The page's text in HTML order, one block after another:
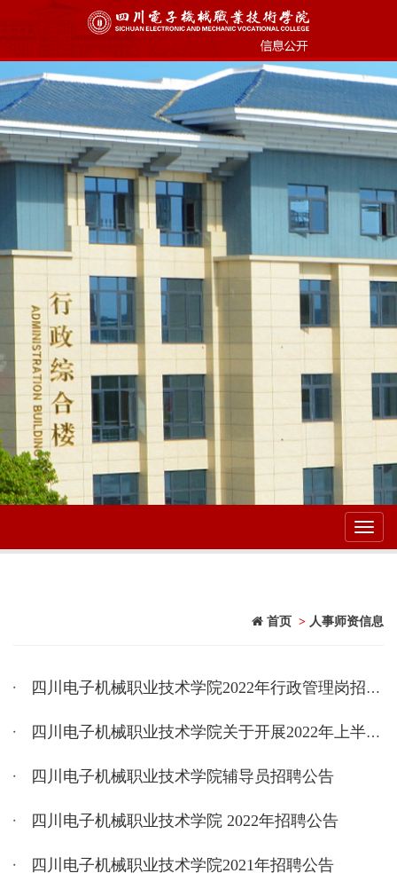
首页 > 人事师资信息
四川电子机械职业技术学院2022年行政管理岗招聘公告
四川电子机械职业技术学院关于开展2022年上半年高等学校教师资格认定工作的通知
​四川电子机械职业技术学院辅导员招聘公告
四川电子机械职业技术学院 2022年招聘公告
四川电子机械职业技术学院2021年招聘公告